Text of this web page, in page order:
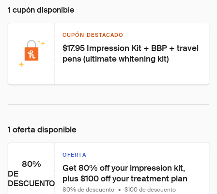
1 cupón disponible
CUPÓN DESTACADO
$17.95 Impression Kit + BBP + travel
pens (ultimate whitening kit)
1 oferta disponible
80%
DE
DESCUENTO
OFERTA
Get 80% off your impression kit,
plus $100 off your treatment plan
80% de descuento • $100 de descuento